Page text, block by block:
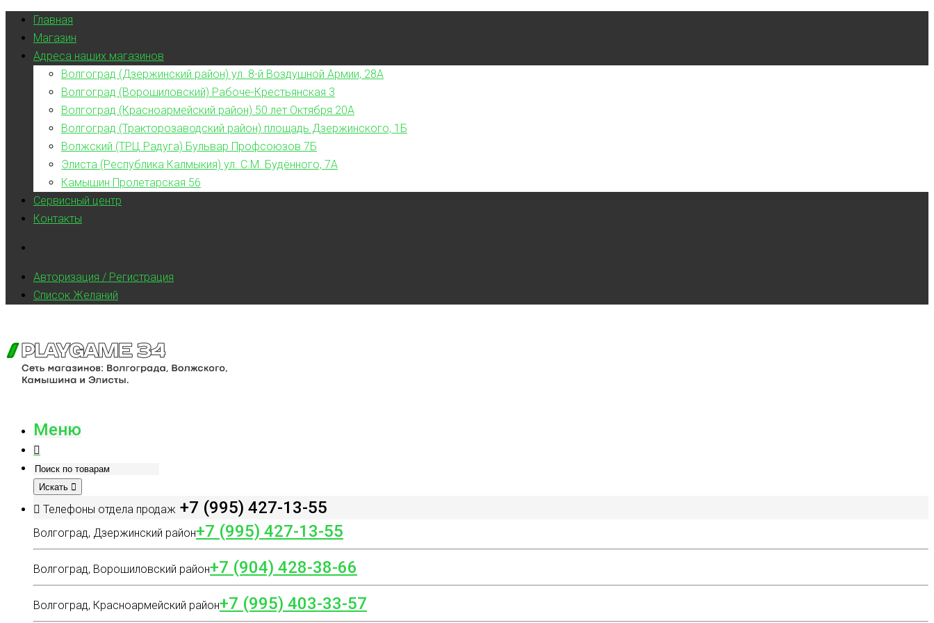
Главная
Магазин
Адреса наших магазинов
Волгоград (Дзержинский район) ул. 8-й Воздушной Армии, 28А
Волгоград (Ворошиловский) Рабоче-Крестьянская 3
Волгоград (Красноармейский район) 50 лет Октября 20А
Волгоград (Тракторозаводский район) площадь Дзержинского, 1Б
Волжский (ТРЦ Радуга) Бульвар Профсоюзов 7Б
Элиста (Республика Калмыкия) ул. С.М. Будённого, 7А
Камышин Пролетарская 56
Сервисный центр
Контакты
Авторизация / Регистрация
Список Желаний
Меню
Искать
Телефоны отдела продаж +7 (995) 427-13-55
Волгоград, Дзержинский район+7 (995) 427-13-55
Волгоград, Ворошиловский район+7 (904) 428-38-66
Волгоград, Красноармейский район+7 (995) 403-33-57